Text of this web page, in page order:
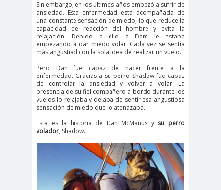
Sin embargo, en los últimos años empezó a sufrir de
ansiedad. Esta enfermedad está acompañada de
una constante sensación de miedo, lo que reduce la
capacidad de reacción del hombre y evita la
relajación. Debido a ello a Dam le estaba
empezando a dar miedo volar. Cada vez se sentía
más angustiad con la sola idea de realizar un vuelo.
Pero Dan fue capaz de hacer frente a la
enfermedad. Gracias a su perro Shadow fue capaz
de controlar la ansiedad y volver a volar. La
presencia de su fiel compañero a bordo durante los
vuelos lo relajaba y dejaba de sentir esa angustiosa
sensación de miedo que lo atenazaba.
Esta es la historia de Dan McManus ysu perro
volador, Shadow.